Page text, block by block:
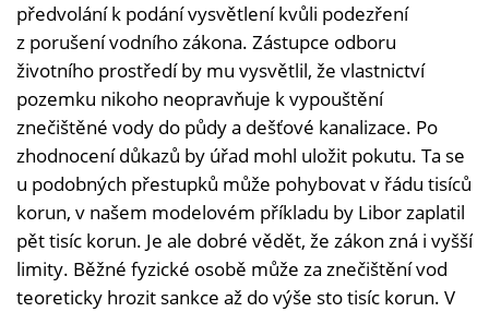
předvolání k podání vysvětlení kvůli podezření
z porušení vodního zákona. Zástupce odboru
životního prostředí by mu vysvětlil, že vlastnictví
pozemku nikoho neopravňuje k vypouštění
znečištěné vody do půdy a dešťové kanalizace. Po
zhodnocení důkazů by úřad mohl uložit pokutu. Ta se
u podobných přestupků může pohybovat v řádu tisíců
korun, v našem modelovém příkladu by Libor zaplatil
pět tisíc korun. Je ale dobré vědět, že zákon zná i vyšší
limity. Běžné fyzické osobě může za znečištění vod
teoreticky hrozit sankce až do výše sto tisíc korun. V